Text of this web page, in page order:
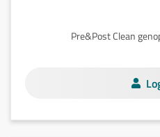
Pre&Post Clean